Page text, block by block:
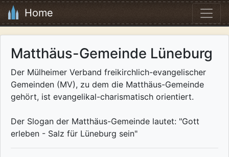
Home
Matthäus-Gemeinde Lüneburg
Der Mülheimer Verband freikirchlich-evangelischer
Gemeinden (MV), zu dem die Matthäus-Gemeinde
gehört, ist evangelikal-charismatisch orientiert.
Der Slogan der Matthäus-Gemeinde lautet: "Gott
erleben - Salz für Lüneburg sein"